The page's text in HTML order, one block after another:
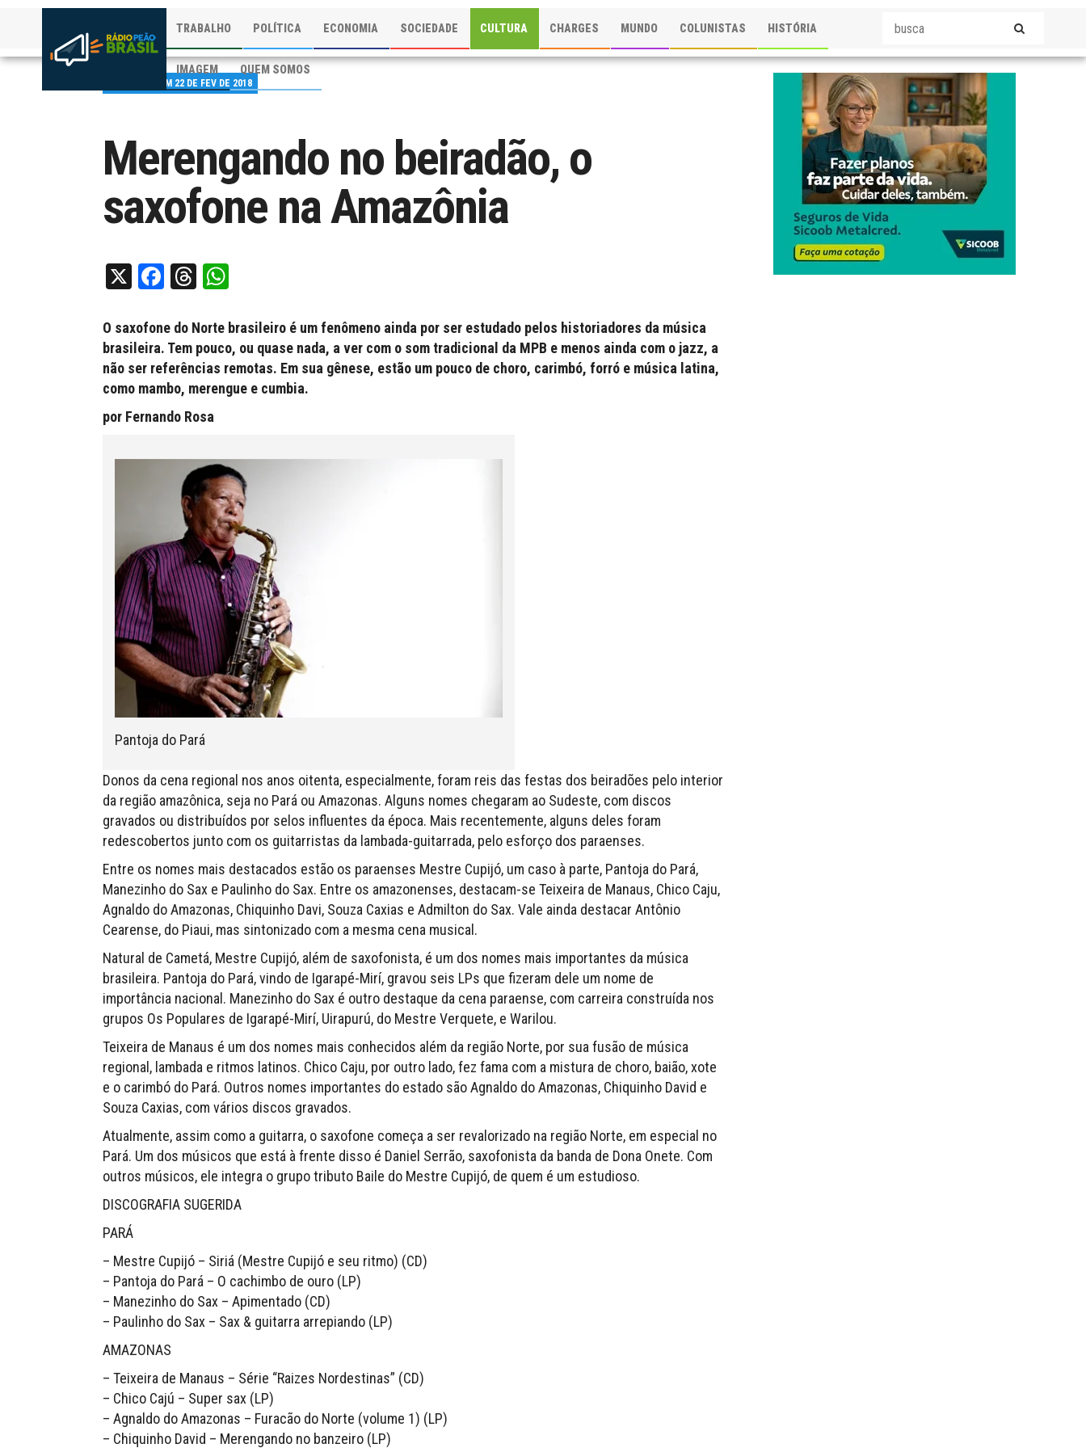
TRABALHO POLÍTICA ECONOMIA SOCIEDADE CULTURA CHARGES MUNDO COLUNISTAS HISTÓRIA
IMAGEM QUEM SOMOS
PUBLICADO EM 22 DE FEV DE 2018
Merengando no beiradão, o
saxofone na Amazônia
X Facebook
Threads
O saxofone do Norte brasileiro é um fenômeno ainda por ser estudado pelos historiadores da música
brasileira. Tem pouco, ou quase nada, a ver com o som tradicional da MPB e menos ainda com o jazz, a
não ser referências remotas. Em sua gênese, estão um pouco de choro, carimbó, forró e música latina,
como mambo, merengue e cumbia.
por Fernando Rosa
Pantoja do Pará
Donos da cena regional nos anos oitenta, especialmente, foram reis das festas dos beiradões pelo interior
da região amazônica, seja no Pará ou Amazonas. Alguns nomes chegaram ao Sudeste, com discos
gravados ou distribuídos por selos influentes da época. Mais recentemente, alguns deles foram
redescobertos junto com os guitarristas da lambada-guitarrada, pelo esforço dos paraenses.
Entre os nomes mais destacados estão os paraenses Mestre Cupijó, um caso à parte, Pantoja do Pará,
Manezinho do Sax e Paulinho do Sax. Entre os amazonenses, destacam-se Teixeira de Manaus, Chico Caju,
Agnaldo do Amazonas, Chiquinho Davi, Souza Caxias e Admilton do Sax. Vale ainda destacar Antônio
Cearense, do Piaui, mas sintonizado com a mesma cena musical.
Natural de Cametá, Mestre Cupijó, além de saxofonista, é um dos nomes mais importantes da música
brasileira. Pantoja do Pará, vindo de Igarapé-Mirí, gravou seis LPs que fizeram dele um nome de
importância nacional. Manezinho do Sax é outro destaque da cena paraense, com carreira construída nos
grupos Os Populares de Igarapé-Mirí, Uirapurú, do Mestre Verquete, e Warilou.
Teixeira de Manaus é um dos nomes mais conhecidos além da região Norte, por sua fusão de música
regional, lambada e ritmos latinos. Chico Caju, por outro lado, fez fama com a mistura de choro, baião, xote
e o carimbó do Pará. Outros nomes importantes do estado são Agnaldo do Amazonas, Chiquinho David e
Souza Caxias, com vários discos gravados.
Atualmente, assim como a guitarra, o saxofone começa a ser revalorizado na região Norte, em especial no
Pará. Um dos músicos que está à frente disso é Daniel Serrão, saxofonista da banda de Dona Onete. Com
outros músicos, ele integra o grupo tributo Baile do Mestre Cupijó, de quem é um estudioso.
DISCOGRAFIA SUGERIDA
PARÁ
– Mestre Cupijó – Siriá (Mestre Cupijó e seu ritmo) (CD)
– Pantoja do Pará – O cachimbo de ouro (LP)
– Manezinho do Sax – Apimentado (CD)
– Paulinho do Sax – Sax & guitarra arrepiando (LP)
AMAZONAS
– Teixeira de Manaus – Série “Raizes Nordestinas” (CD)
– Chico Cajú – Super sax (LP)
– Agnaldo do Amazonas – Furacão do Norte (volume 1) (LP)
– Chiquinho David – Merengando no banzeiro (LP)